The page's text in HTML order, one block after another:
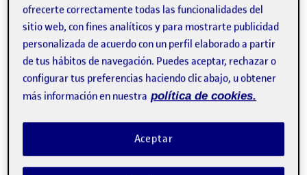
ofrecerte correctamente todas las funcionalidades del
sitio web, con fines analíticos y para mostrarte publicidad
personalizada de acuerdo con un perfil elaborado a partir
de tus hábitos de navegación. Puedes aceptar, rechazar o
configurar tus preferencias haciendo clic abajo, u obtener
más información en nuestra política de cookies.
Aceptar